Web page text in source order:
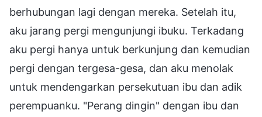
berhubungan lagi dengan mereka. Setelah itu,
aku jarang pergi mengunjungi ibuku. Terkadang
aku pergi hanya untuk berkunjung dan kemudian
pergi dengan tergesa-gesa, dan aku menolak
untuk mendengarkan persekutuan ibu dan adik
perempuanku. "Perang dingin" dengan ibu dan